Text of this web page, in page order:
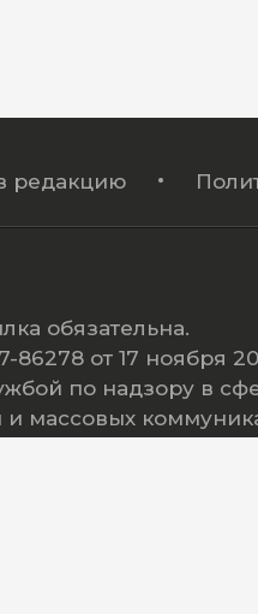
редакцию
обязательна.
от 17 ноября
по надзору в
и массовых